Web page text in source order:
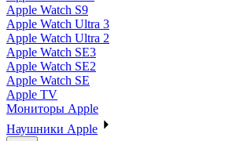
Apple Watch S9
Apple Watch Ultra 3
Apple Watch Ultra 2
Apple Watch SE3
Apple Watch SE2
Apple Watch SE
Apple TV
Мониторы Apple
Наушники Apple